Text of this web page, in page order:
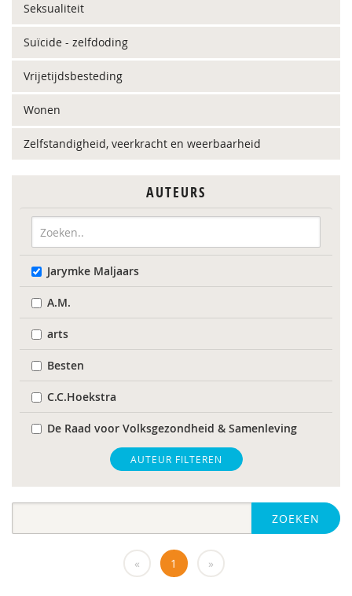
Seksualiteit
Suïcide - zelfdoding
Vrijetijdsbesteding
Wonen
Zelfstandigheid, veerkracht en weerbaarheid
AUTEURS
Jarymke Maljaars
A.M.
arts
Besten
C.C.Hoekstra
De Raad voor Volksgezondheid & Samenleving
gz-psycholoog
https://www.openbaaronderwijs.nu/
Marieke-Beltman
AUTEUR FILTEREN
ZOEKEN
« 1 »